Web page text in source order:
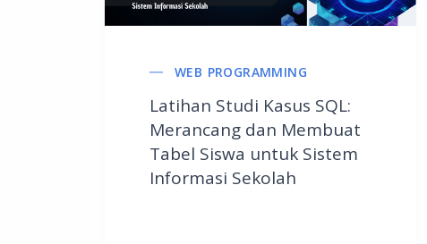
WEB PROGRAMMING
Latihan Studi Kasus SQL:
Merancang dan Membuat
Tabel Siswa untuk Sistem
Informasi Sekolah